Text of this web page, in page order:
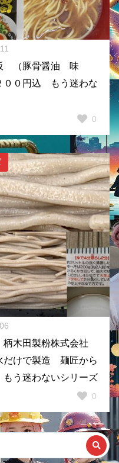
（豚骨醤油 味
０円込 もう迷わな
0
木田製粉株式会社
けで製造 麺匠から
う迷わないシリーズ
0